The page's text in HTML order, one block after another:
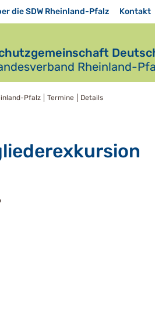
die SDW Rheinland-Pfalz Kontakt
Rheinland-
Pfalz Termine Details